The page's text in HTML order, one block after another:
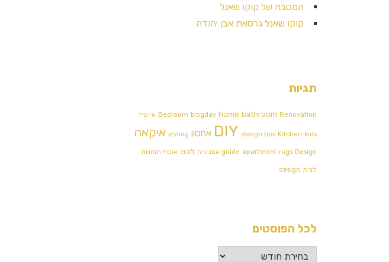
המטבח של קוקו שאנל
קוקו שאנל גרסאת אבן יהודה
תגיות
Bedroom blogday home bathroom Renovation אייטיז
DIY design tips Kitchen kids אחסון styling איקאה
guide apartment rugs Design אמבטיה craft אוסף תמונות
לבית design
לכל הפוסטים
לכל